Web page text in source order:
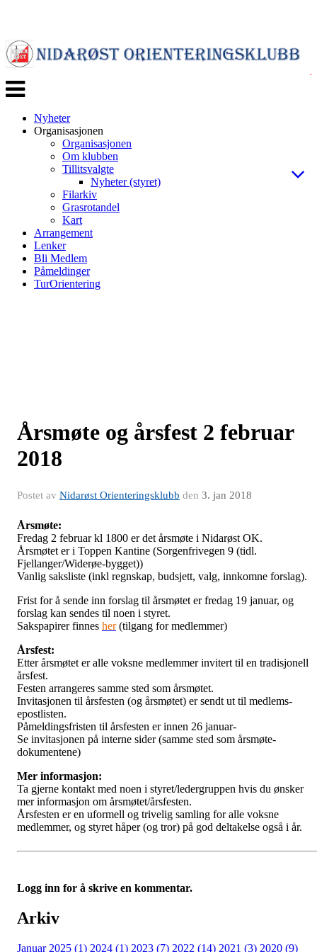
Veksle
navigasjon
Nyheter
Organisasjonen
Organisasjonen
Om klubben
Tillitsvalgte
Nyheter (styret)
Filarkiv
Grasrotandel
Kart
Arrangement
Lenker
Bli Medlem
Påmeldinger
TurOrientering
Årsmøte og årsfest 2 februar
2018
Postet av Nidarøst Orienteringsklubb den 3. jan 2018
Årsmøte:
Fredag 2 februar kl 1800 er det årsmøte i Nidarøst OK.
Årsmøtet er i Toppen Kantine (Sorgenfrivegen 9 (tidl.
Fjellanger/Widerøe-bygget))
Vanlig saksliste (inkl regnskap, budsjett, valg, innkomne forslag).
Frist for å sende inn forslag til årsmøtet er fredag 19 januar, og
forslag kan sendes til noen i styret.
Sakspapirer finnes her(tilgang for medlemmer)
Årsfest:
Etter årsmøtet er alle voksne medlemmer invitert til en tradisjonell
årsfest.
Festen arrangeres samme sted som årsmøtet.
Invitasjonen til årsfesten (og årsmøtet) er sendt ut til medlems-
epostlisten.
Påmeldingsfristen til årsfesten er innen 26 januar-
Se invitasjonen på interne sider (samme sted som årsmøte-
dokumentene)
Mer informasjon:
Ta gjerne kontakt med noen i styret/ledergruppen hvis du ønsker
mer informasjon om årsmøtet/årsfesten.
Årsfesten er en uformell og trivelig samling for alle voksne
medlemmer, og styret håper (og tror) på god deltakelse også i år.
Logg inn for å skrive en kommentar.
Arkiv
Januar 2025 (1) 2024 (1) 2023 (7) 2022 (14) 2021 (3) 2020 (9)